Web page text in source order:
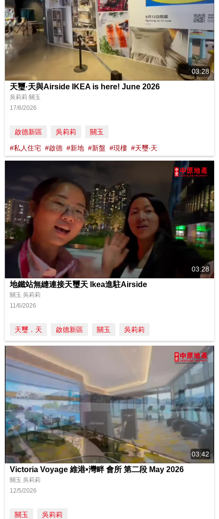
03:28
天璽·天與Airside IKEA is here! June 2026
吳莉莉 關玉
17/6/2026
啟德新區 吳莉莉 關玉
#私人住宅 #啟德 #新地 #新盤 #現樓 #天璽‧天
03:28
地鐵站無縫連接天璽天 Ikea進駐Airside
關玉 吳莉莉
11/6/2026
天璽．天 啟德新區 關玉 吳莉莉
03:42
Victoria Voyage 維港•灣畔 會所 第二段 May 2026
關玉 吳莉莉
12/5/2026
關玉 吳莉莉